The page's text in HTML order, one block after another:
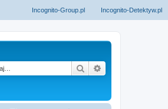
Incognito-Detektyw.pl
Incognito-Group.pl
Szukaj